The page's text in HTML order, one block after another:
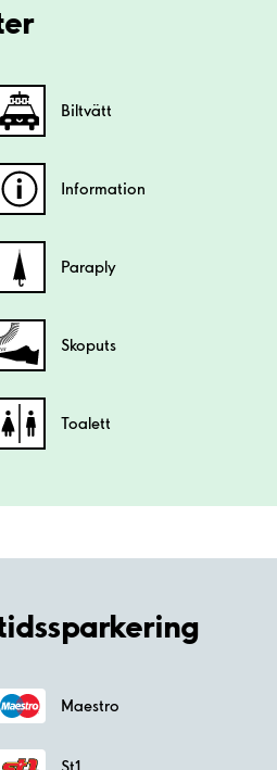
Biltvätt
Information
Paraply
Skoputs
Toalett
Maestro